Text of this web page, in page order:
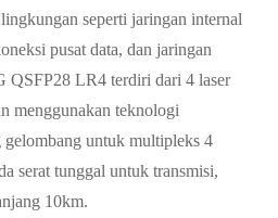
seperti jaringan internal
pusat data, dan jaringan
QSFP28 LR4 terdiri dari 4 laser
menggunakan teknologi
untuk multipleks 4
serat tunggal untuk transmisi,
10km.